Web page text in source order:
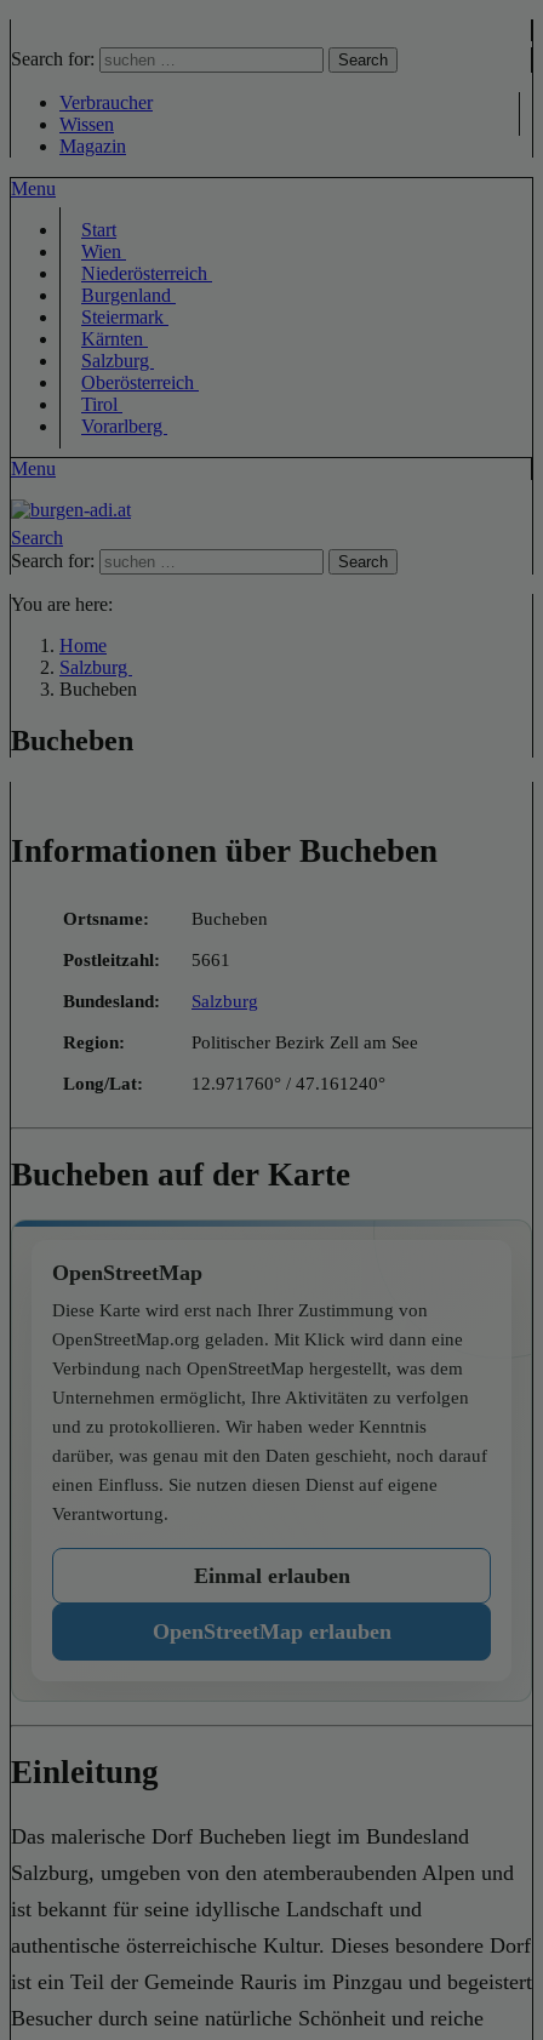
Search for: Search
Verbraucher
Wissen
Magazin
Menu
Start
Wien
Niederösterreich
Burgenland
Steiermark
Kärnten
Salzburg
Oberösterreich
Tirol
Vorarlberg
Menu
Search
Search for:
Search
You are here:
Home
Salzburg
Bucheben
Bucheben
Informationen über Bucheben
Ortsname: Bucheben
Postleitzahl: 5661
Bundesland: Salzburg
Region: Politischer Bezirk Zell am See
Long/Lat: 12.971760° / 47.161240°
Bucheben auf der Karte
OpenStreetMap
Diese Karte wird erst nach Ihrer Zustimmung von
OpenStreetMap.org geladen. Mit Klick wird dann eine
Verbindung nach OpenStreetMap hergestellt, was dem
Unternehmen ermöglicht, Ihre Aktivitäten zu verfolgen
und zu protokollieren. Wir haben weder Kenntnis
darüber, was genau mit den Daten geschieht, noch darauf
einen Einfluss. Sie nutzen diesen Dienst auf eigene
Verantwortung.
Einmal erlauben
OpenStreetMap erlauben
Einleitung
Das malerische Dorf Bucheben liegt im Bundesland
Salzburg, umgeben von den atemberaubenden Alpen und
ist bekannt für seine idyllische Landschaft und
authentische österreichische Kultur. Dieses besondere Dorf
ist ein Teil der Gemeinde Rauris im Pinzgau und begeistert
Besucher durch seine natürliche Schönheit und reiche